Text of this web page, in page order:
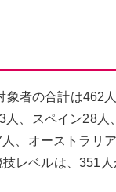
者の合計は462人
人、スペイン28人
、オーストラリ
レベルは、351人